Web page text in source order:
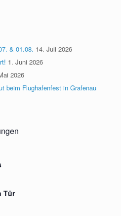
& 01.08. 14. Juli 2026
1. Juni 2026
2026
beim Flughafenfest in Grafenau
Tür